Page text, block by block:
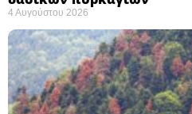
4 Αυγούστου 2026